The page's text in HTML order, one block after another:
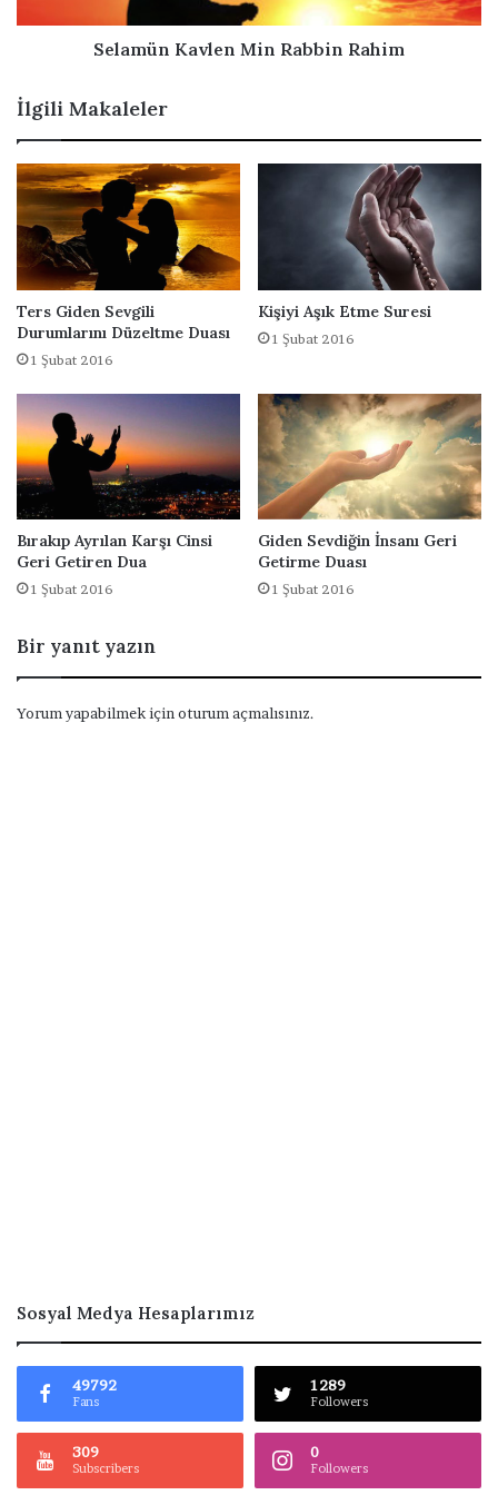
a
a
e
n
M
i
n
R
b
i
n
R
h
i
m
Selamün Kavlen Min Rabbin Rahim
İlgili Makaleler
Ters Giden Sevgili
Durumlarını Düzeltme Duası
1 Şubat 2016
Kişiyi Aşık Etme Suresi
1 Şubat 2016
Bırakıp Ayrılan Karşı Cinsi
Geri Getiren Dua
1 Şubat 2016
Giden Sevdiğin İnsanı Geri
Getirme Duası
1 Şubat 2016
Bir yanıt yazın
Yorum yapabilmek için oturum açmalısınız.
Sosyal Medya Hesaplarımız
49792
Fans
1289
Followers
309
Subscribers
0
Followers